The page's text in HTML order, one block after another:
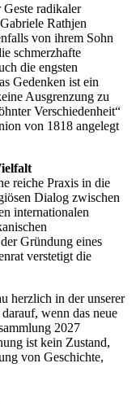
Geste radikaler
Rathjen
von ihrem Sohn
schmerzhafte
die engsten
Gedenken ist ein
Ausgrenzung zu
Verschiedenheit“
von 1818 angelegt
reiche Praxis in die
Dialog zwischen
internationalen
Gründung eines
verstetigt die
herzlich in der unserer
wenn das neue
2027
ist kein Zustand,
von Geschichte,